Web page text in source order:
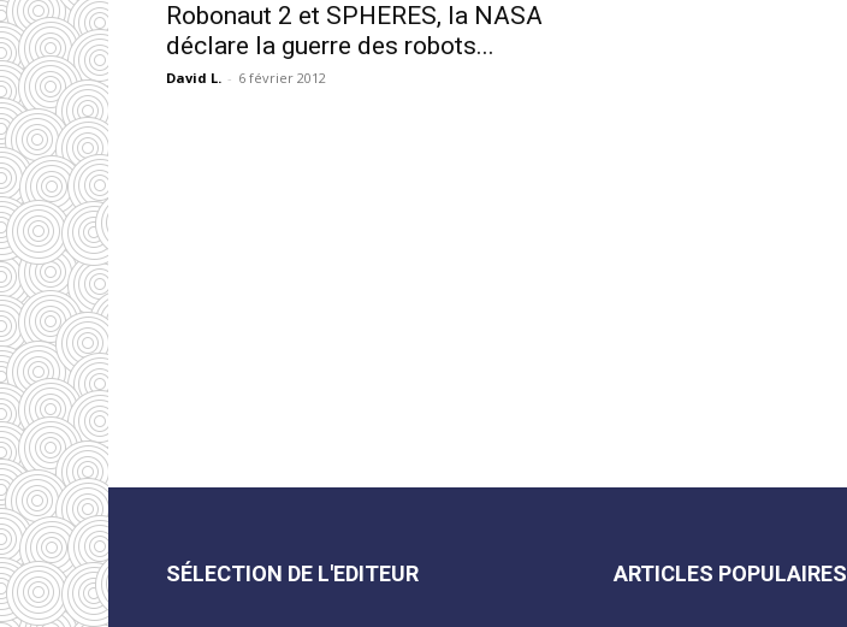
Robonaut 2 et SPHERES, la NASA
déclare la guerre des robots...
David L. - 6 février 2012
SÉLECTION DE L'EDITEUR ARTICLES POPULAIRES